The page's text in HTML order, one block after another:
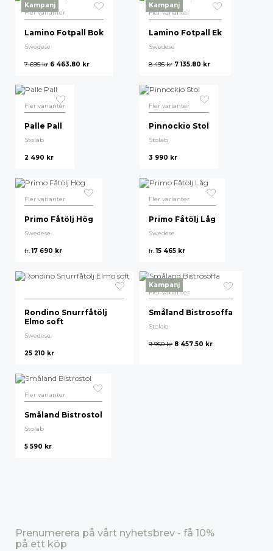
Kampanj
Fler varianter
Lamino Fotpall Bok
Swedese
7 695kr 6 463.80 kr
Kampanj
Fler varianter
Lamino Fotpall Ek
Swedese
8 495kr 7 135.80 kr
Fler varianter
Palle Pall
Stolab
2 490 kr
Fler varianter
Pinnockio Stol
Stolab
3 990 kr
Fler varianter
Primo Fåtölj Hög
Swedese
fr.17 690 kr
Fler varianter
Primo Fåtölj Låg
Swedese
fr.15 465 kr
Rondino Snurrfåtölj
Elmo soft
Swedese
25 210 kr
Kampanj
Fler varianter
Småland Bistrosoffa
Stolab
9 950kr 8 457.50 kr
Fler varianter
Småland Bistrostol
Stolab
5 590 kr
Prenumerera på vårt nyhetsbrev - få 10%
på ett köp